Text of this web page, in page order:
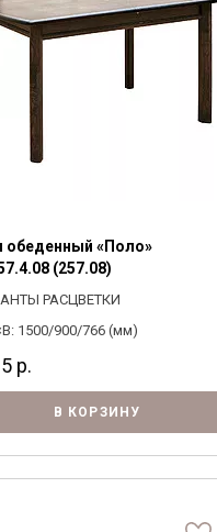
обеденный «Поло»
(257.08)
РАСЦВЕТКИ
1500/900/766 (мм)
р.
В КОРЗИНУ